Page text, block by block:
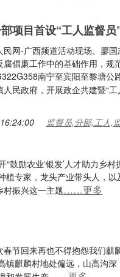
项目首设“工人监督员
民网-广西频道活动现场。廖
腐倡廉工作中的基础作用，规
南宁至宾阳至黎塘公
人民政府，开展政企共建暨“
监督员,分部,工人,
励农业‘银发’人才助力乡
专家，龙头产业带头人，以
村振兴这一主题……更多
节回来再也不得抱怨我们麒
麒麟村地处偏远，山高沟